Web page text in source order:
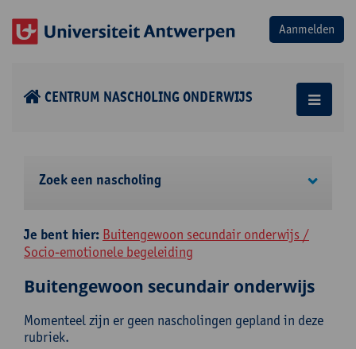
CENTRUM NASCHOLING ONDERWIJS
Zoek een nascholing
Je bent hier: Buitengewoon secundair onderwijs /
Socio-emotionele begeleiding
Buitengewoon secundair onderwijs
Momenteel zijn er geen nascholingen gepland in deze
rubriek.